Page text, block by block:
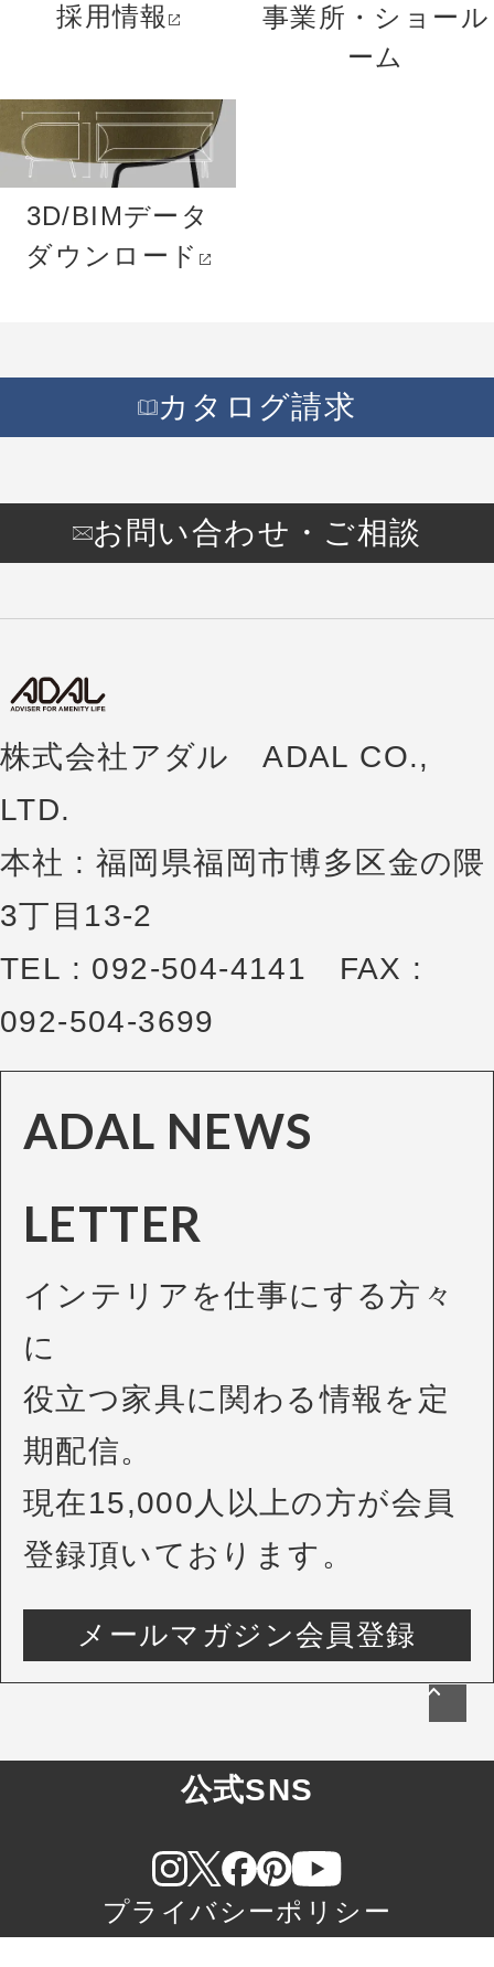
採用情報
事業所・ショール
ーム
3D/BIMデータ
ダウンロード
カタログ請求
お問い合わせ・ご相談
株式会社アダル ADAL CO.,
LTD.
本社 : 福岡県福岡市博多区金の隈
3丁目13-2
TEL : 092-504-4141 FAX :
092-504-3699
ADAL NEWS
LETTER
インテリアを仕事にする方々
に
役立つ家具に関わる情報を定
期配信。
現在15,000人以上の方が会員
登録頂いております。
メールマガジン会員登録
公式SNS
プライバシーポリシー